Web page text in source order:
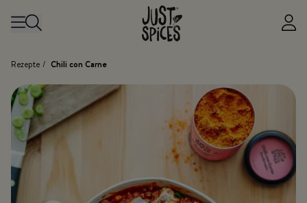
Rezepte / Chili con Carne